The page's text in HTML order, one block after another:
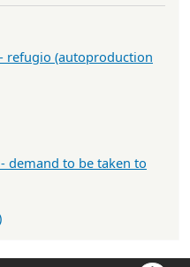
- refugio (autoproduction
- demand to be taken to